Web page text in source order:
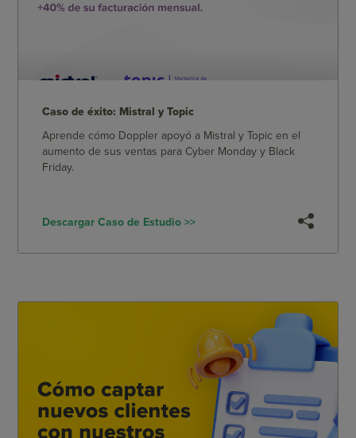
Caso de éxito: Mistral y Topic
Aprende cómo Doppler apoyó a Mistral y Topic en el
aumento de sus ventas para Cyber Monday y Black
Friday.
Descargar Caso de Estudio >>